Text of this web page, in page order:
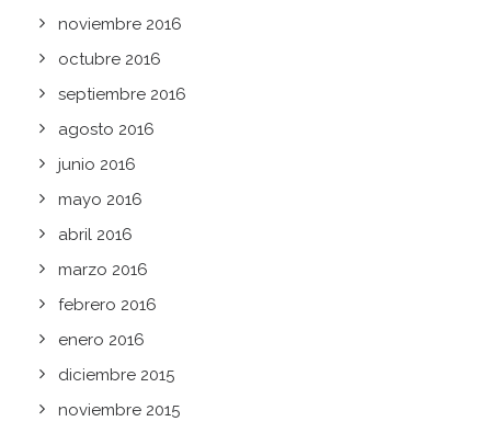
noviembre 2016
octubre 2016
septiembre 2016
agosto 2016
junio 2016
mayo 2016
abril 2016
marzo 2016
febrero 2016
enero 2016
diciembre 2015
noviembre 2015